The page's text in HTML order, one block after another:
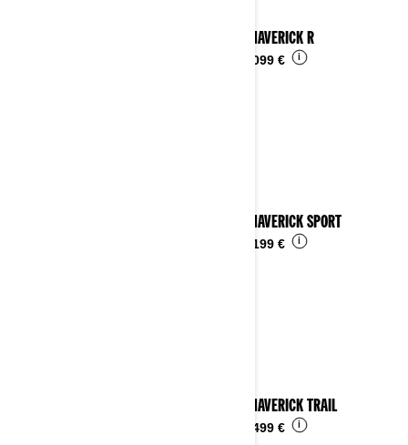
2024 MAVERICK R
51.099 € i
2024 MAVERICK SPORT
24.199 € i
2024 MAVERICK TRAIL
16.499 € i